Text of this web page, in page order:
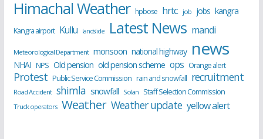
Himachal Weather hpbose hrtc job jobs kangra
Kangra airport Kullu landslide Latest News mandi
Meteorological Department monsoon national highway news
NHAI NPS Old pension old pension scheme ops Orange alert
Protest Public Service Commission rain and snowfall recruitment
Road Accident shimla snowfall Solan Staff Selection Commission
Truck operators Weather Weather update yellow alert